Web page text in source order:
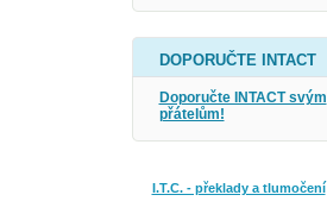
DOPORUČTE INTACT
Doporučte INTACT svým
přátelům!
I.T.C. - překlady a tlumočení